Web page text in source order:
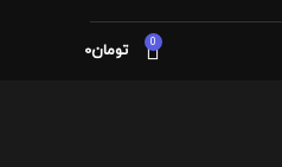
0 تومان0